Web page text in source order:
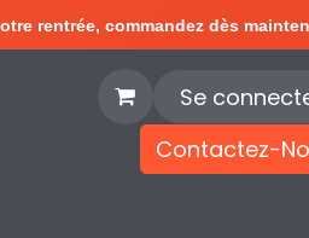
rentrée, commandez dès
Se
Contactez-